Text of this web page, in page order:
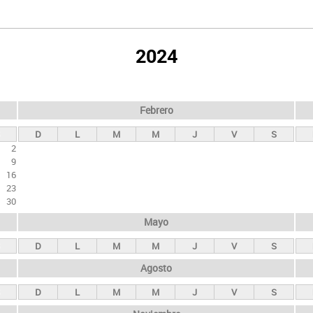
2024
2
9
16
23
30
Febrero
D L M M J V S
Mayo
D L M M J V S
Agosto
D L M M J V S